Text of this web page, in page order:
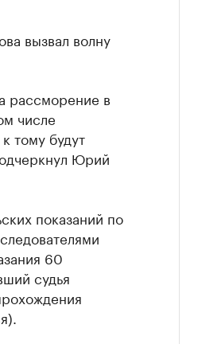
вызвал волну
рассморение в
числе
тому будут
Юрий
показаний по
60
судья